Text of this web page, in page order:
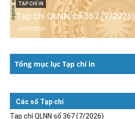
TẠP CHÍ IN
Tạp chí QLNN số 367 (7/2026)
24/07/2026
Tổng mục lục Tạp chí in
Các số Tạp chí
Tạp chí QLNN số 367 (7/2026)